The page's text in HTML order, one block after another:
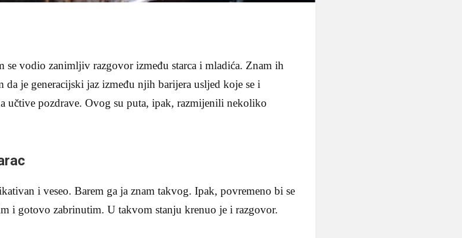
se vodio zanimljiv razgovor između starca i mladića. Znam ih
je generacijski jaz između njih barijera usljed koje se i
učtive pozdrave. Ovog su puta, ipak, razmijenili nekoliko
i veseo. Barem ga ja znam takvog. Ipak, povremeno bi se
i gotovo zabrinutim. U takvom stanju krenuo je i razgovor.